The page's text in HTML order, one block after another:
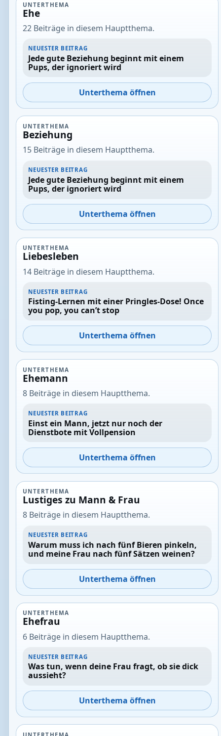
UNTERTHEMA
Ehe
22 Beiträge in diesem Hauptthema.
NEUESTER BEITRAG
Jede gute Beziehung beginnt mit einem
Pups, der ignoriert wird
Unterthema öffnen
UNTERTHEMA
Beziehung
15 Beiträge in diesem Hauptthema.
NEUESTER BEITRAG
Jede gute Beziehung beginnt mit einem
Pups, der ignoriert wird
Unterthema öffnen
UNTERTHEMA
Liebesleben
14 Beiträge in diesem Hauptthema.
NEUESTER BEITRAG
Fisting-Lernen mit einer Pringles-Dose! Once
you pop, you can’t stop
Unterthema öffnen
UNTERTHEMA
Ehemann
8 Beiträge in diesem Hauptthema.
NEUESTER BEITRAG
Einst ein Mann, jetzt nur noch der
Dienstbote mit Vollpension
Unterthema öffnen
UNTERTHEMA
Lustiges zu Mann & Frau
8 Beiträge in diesem Hauptthema.
NEUESTER BEITRAG
Warum muss ich nach fünf Bieren pinkeln,
und meine Frau nach fünf Sätzen weinen?
Unterthema öffnen
UNTERTHEMA
Ehefrau
6 Beiträge in diesem Hauptthema.
NEUESTER BEITRAG
Was tun, wenn deine Frau fragt, ob sie dick
aussieht?
Unterthema öffnen